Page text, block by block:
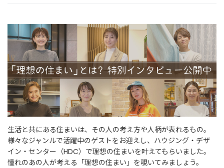
生活と共にある住まいは、その人の考え方や人柄が表れるもの。
様々なジャンルで活躍中のゲストをお迎えし、ハウジング・デザ
イン・センター（HDC）で理想の住まいを叶えてもらいました。
憧れのあの人が考える「理想の住まい」を覗いてみましょう。